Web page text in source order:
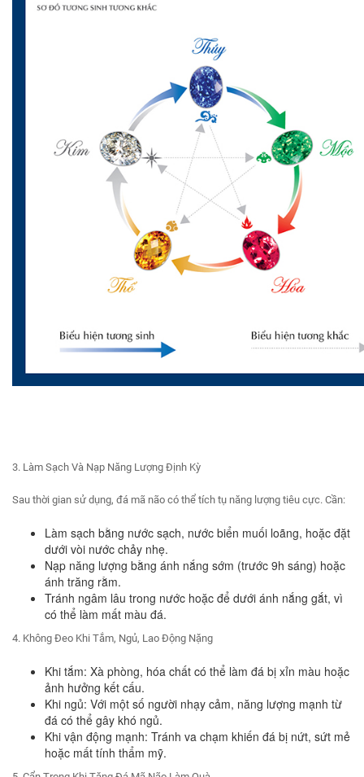
3. Làm Sạch Và Nạp Năng Lượng Định Kỳ
Sau thời gian sử dụng, đá mã não có thể tích tụ năng lượng tiêu cực. Cần:
Làm sạch bằng nước sạch, nước biển muối loãng, hoặc đặt
dưới vòi nước chảy nhẹ.
Nạp năng lượng bằng ánh nắng sớm (trước 9h sáng) hoặc
ánh trăng rằm.
Tránh ngâm lâu trong nước hoặc để dưới ánh nắng gắt, vì
có thể làm mất màu đá.
4. Không Đeo Khi Tắm, Ngủ, Lao Động Nặng
Khi tắm: Xà phòng, hóa chất có thể làm đá bị xỉn màu hoặc
ảnh hưởng kết cấu.
Khi ngủ: Với một số người nhạy cảm, năng lượng mạnh từ
đá có thể gây khó ngủ.
Khi vận động mạnh: Tránh va chạm khiến đá bị nứt, sứt mẻ
hoặc mất tính thẩm mỹ.